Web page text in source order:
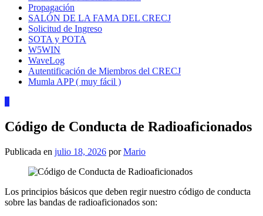
Propagación
SALÓN DE LA FAMA DEL CRECJ
Solicitud de Ingreso
SOTA y POTA
W5WIN
WaveLog
Autentificación de Miembros del CRECJ
Mumla APP ( muy fácil )
Código de Conducta de Radioaficionados
Publicada en julio 18, 2026 porMario
Los principios básicos que deben regir nuestro código de conducta
sobre las bandas de radioaficionados son: